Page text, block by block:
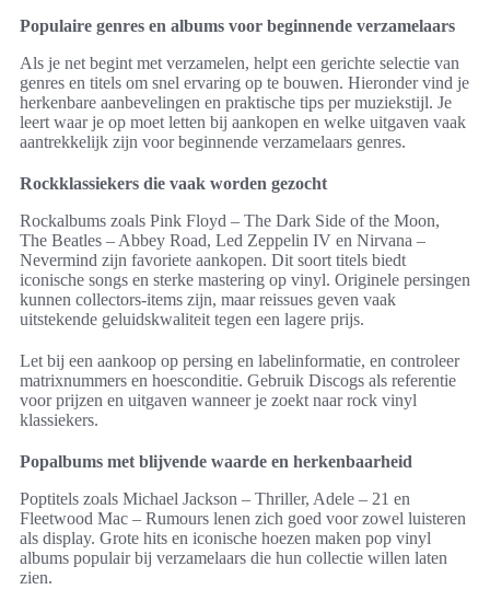
Populaire genres en albums voor beginnende verzamelaars
Als je net begint met verzamelen, helpt een gerichte selectie van
genres en titels om snel ervaring op te bouwen. Hieronder vind je
herkenbare aanbevelingen en praktische tips per muziekstijl. Je
leert waar je op moet letten bij aankopen en welke uitgaven vaak
aantrekkelijk zijn voor beginnende verzamelaars genres.
Rockklassiekers die vaak worden gezocht
Rockalbums zoals Pink Floyd – The Dark Side of the Moon,
The Beatles – Abbey Road, Led Zeppelin IV en Nirvana –
Nevermind zijn favoriete aankopen. Dit soort titels biedt
iconische songs en sterke mastering op vinyl. Originele persingen
kunnen collectors-items zijn, maar reissues geven vaak
uitstekende geluidskwaliteit tegen een lagere prijs.
Let bij een aankoop op persing en labelinformatie, en controleer
matrixnummers en hoesconditie. Gebruik Discogs als referentie
voor prijzen en uitgaven wanneer je zoekt naar rock vinyl
klassiekers.
Popalbums met blijvende waarde en herkenbaarheid
Poptitels zoals Michael Jackson – Thriller, Adele – 21 en
Fleetwood Mac – Rumours lenen zich goed voor zowel luisteren
als display. Grote hits en iconische hoezen maken pop vinyl
albums populair bij verzamelaars die hun collectie willen laten
zien.